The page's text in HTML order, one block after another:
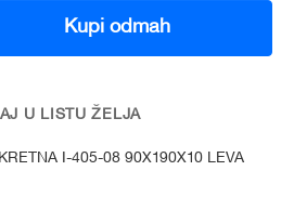
Kupi odmah
U LISTU ŽELJA
I-405-08 90X190X10 LEVA